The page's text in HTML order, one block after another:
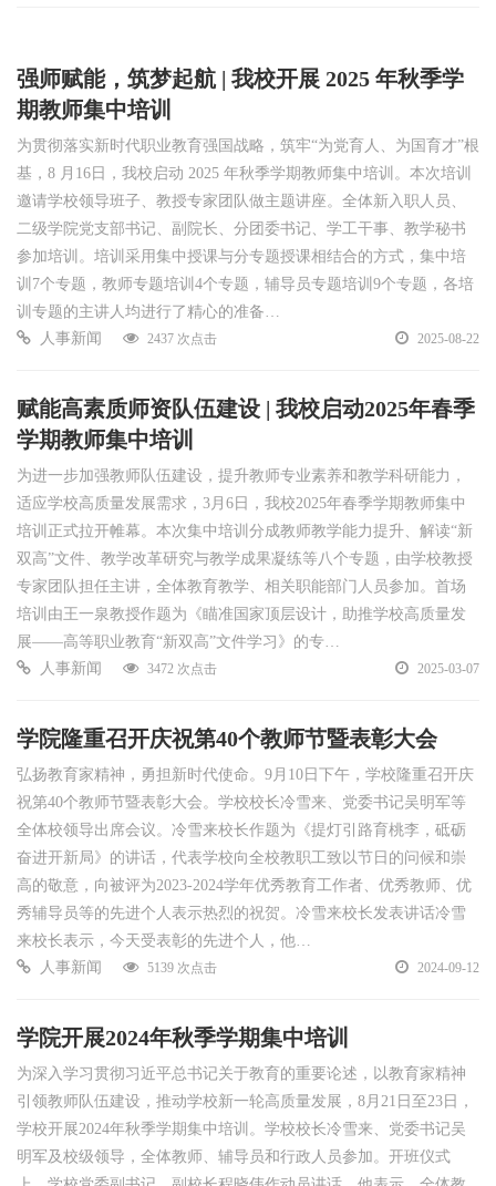
强师赋能，筑梦起航 | 我校开展 2025 年秋季学
期教师集中培训
为贯彻落实新时代职业教育强国战略，筑牢“为党育人、为国育才”根
基，8 月16日，我校启动 2025 年秋季学期教师集中培训。本次培训
邀请学校领导班子、教授专家团队做主题讲座。全体新入职人员、
二级学院党支部书记、副院长、分团委书记、学工干事、教学秘书
参加培训。培训采用集中授课与分专题授课相结合的方式，集中培
训7个专题，教师专题培训4个专题，辅导员专题培训9个专题，各培
训专题的主讲人均进行了精心的准备…
人事新闻
2437 次点击 2025-08-22
赋能高素质师资队伍建设 | 我校启动2025年春季
学期教师集中培训
为进一步加强教师队伍建设，提升教师专业素养和教学科研能力，
适应学校高质量发展需求，3月6日，我校2025年春季学期教师集中
培训正式拉开帷幕。本次集中培训分成教师教学能力提升、解读“新
双高”文件、教学改革研究与教学成果凝练等八个专题，由学校教授
专家团队担任主讲，全体教育教学、相关职能部门人员参加。首场
培训由王一泉教授作题为《瞄准国家顶层设计，助推学校高质量发
展——高等职业教育“新双高”文件学习》的专…
人事新闻
3472 次点击 2025-03-07
学院隆重召开庆祝第40个教师节暨表彰大会
弘扬教育家精神，勇担新时代使命。9月10日下午，学校隆重召开庆
祝第40个教师节暨表彰大会。学校校长冷雪来、党委书记吴明军等
全体校领导出席会议。冷雪来校长作题为《提灯引路育桃李，砥砺
奋进开新局》的讲话，代表学校向全校教职工致以节日的问候和崇
高的敬意，向被评为2023-2024学年优秀教育工作者、优秀教师、优
秀辅导员等的先进个人表示热烈的祝贺。冷雪来校长发表讲话冷雪
来校长表示，今天受表彰的先进个人，他…
人事新闻
5139 次点击 2024-09-12
学院开展2024年秋季学期集中培训
为深入学习贯彻习近平总书记关于教育的重要论述，以教育家精神
引领教师队伍建设，推动学校新一轮高质量发展，8月21日至23日，
学校开展2024年秋季学期集中培训。学校校长冷雪来、党委书记吴
明军及校级领导，全体教师、辅导员和行政人员参加。开班仪式